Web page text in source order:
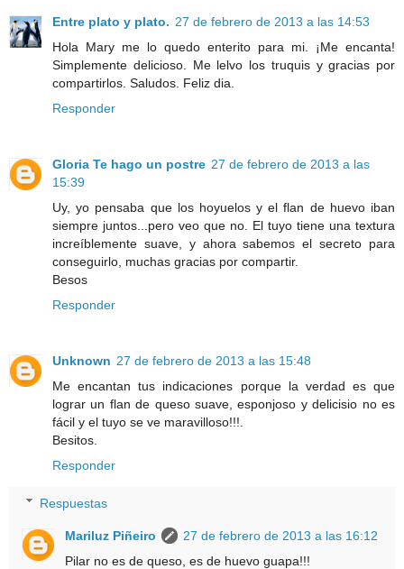
Entre plato y plato. 27 de febrero de 2013 a las 14:53
Hola Mary me lo quedo enterito para mi. ¡Me encanta!
Simplemente delicioso. Me lelvo los truquis y gracias por
compartirlos. Saludos. Feliz dia.
Responder
Gloria Te hago un postre 27 de febrero de 2013 a las
15:39
Uy, yo pensaba que los hoyuelos y el flan de huevo iban
siempre juntos...pero veo que no. El tuyo tiene una textura
increíblemente suave, y ahora sabemos el secreto para
conseguirlo, muchas gracias por compartir.
Besos
Responder
Unknown 27 de febrero de 2013 a las 15:48
Me encantan tus indicaciones porque la verdad es que
lograr un flan de queso suave, esponjoso y delicisio no es
fácil y el tuyo se ve maravilloso!!!.
Besitos.
Responder
Respuestas
Mariluz Piñeiro
27 de febrero de 2013 a las 16:12
Pilar no es de queso, es de huevo guapa!!!